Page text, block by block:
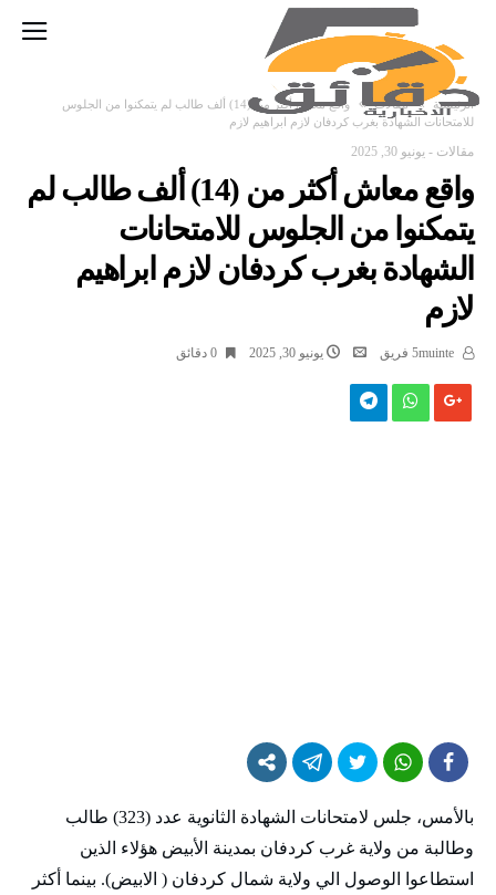
‫الرئيسية‬ مقالات
واقع معاش أكثر من (14) ألف طالب لم يتمكنوا من الجلوس
للامتحانات الشهادة بغرب كردفان لازم ابراهيم لازم
مقالات - يونيو 30, 2025
واقع معاش أكثر من (14) ألف طالب لم
يتمكنوا من الجلوس للامتحانات
الشهادة بغرب كردفان لازم ابراهيم
لازم
يونيو 30, 2025 0 ‫دقائق‬
بالأمس، جلس لامتحانات الشهادة الثانوية عدد (323) طالب
وطالبة من ولاية غرب كردفان بمدينة الأبيض هؤلاء الذين
استطاعوا الوصول الي ولاية شمال كردفان ( الابيض). بينما أكثر